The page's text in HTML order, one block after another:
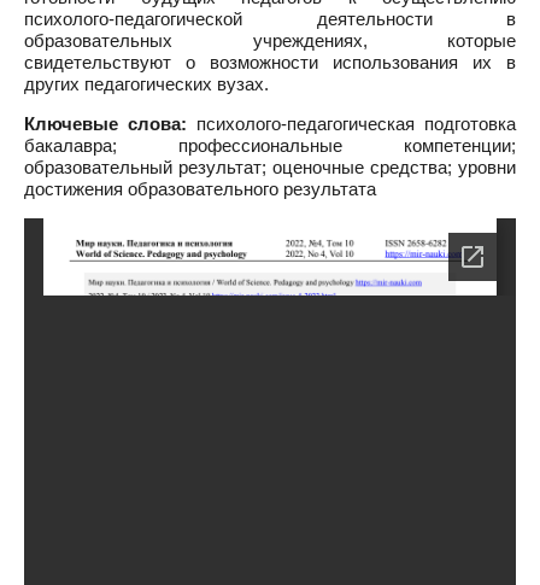
психолого-педагогической деятельности в
образовательных учреждениях, которые
свидетельствуют о возможности использования их в
других педагогических вузах.
Ключевые слова: психолого-педагогическая подготовка
бакалавра; профессиональные компетенции;
образовательный результат; оценочные средства; уровни
достижения образовательного результата